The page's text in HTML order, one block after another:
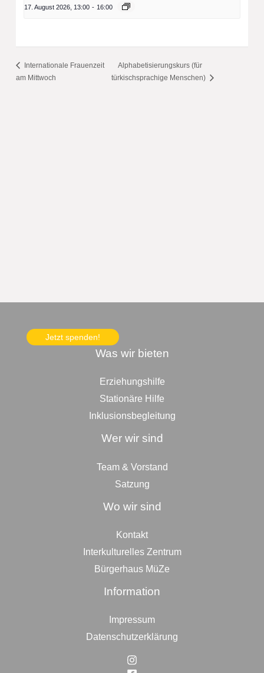
17. August 2026, 13:00 - 16:00
Internationale Frauenzeit
am Mittwoch
Alphabetisierungskurs (für
türkischsprachige Menschen)
Jetzt spenden!
Was wir bieten
Erziehungshilfe
Stationäre Hilfe
Inklusionsbegleitung
Wer wir sind
Team & Vorstand
Satzung
Wo wir sind
Kontakt
Interkulturelles Zentrum
Bürgerhaus MüZe
Information
Impressum
Datenschutzerklärung